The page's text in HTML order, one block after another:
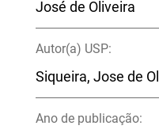
José de Oliveira
Autor(a) USP:
Siqueira, Jose de
Ano de publicação: